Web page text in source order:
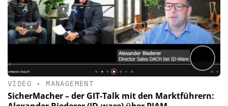
VIDEO • MANAGEMENT
SicherMacher – der GIT‑Talk mit den Marktführern: